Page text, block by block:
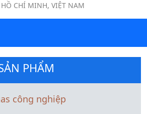
HỒ CHÍ MINH, VIỆT NAM
PHẨM
công nghiệp